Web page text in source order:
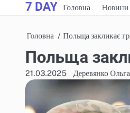
to
7 DAY Головна Новини
Головна Польща закликає
Польща
21.03.2025 Деревянко Ольга